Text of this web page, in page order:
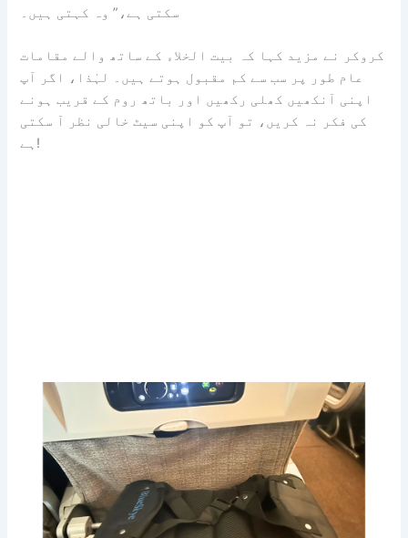
سکتی ہے،” وہ کہتی ہیں۔
کروکر نے مزید کہا کہ بیت الخلاء کے ساتھ والے مقامات
عام طور پر سب سے کم مقبول ہوتے ہیں۔ لہٰذا، اگر آپ
اپنی آنکھیں کھلی رکھیں اور باتھ روم کے قریب ہونے
کی فکر نہ کریں، تو آپ کو اپنی سیٹ خالی نظر آ سکتی
ہے!